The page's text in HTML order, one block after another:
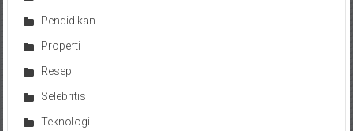
Pendidikan
Properti
Resep
Selebritis
Teknologi